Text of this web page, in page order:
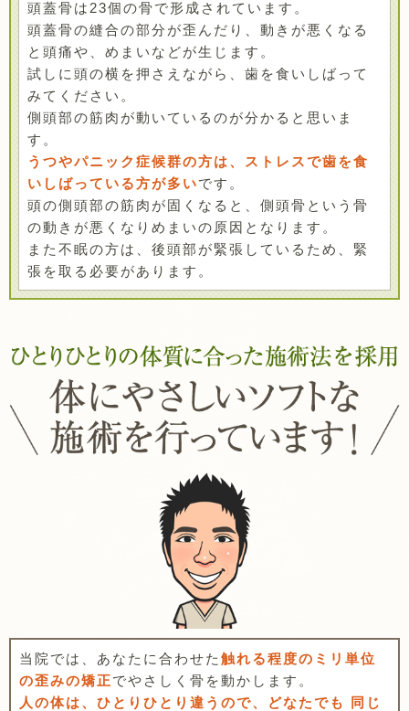
頭蓋骨は23個の骨で形成されています。
頭蓋骨の縫合の部分が歪んだり、動きが悪くなる
と頭痛や、めまいなどが生じます。
試しに頭の横を押さえながら、歯を食いしばって
みてください。
側頭部の筋肉が動いているのが分かると思いま
す。
うつやパニック症候群の方は、ストレスで歯を食
いしばっている方が多いです。
頭の側頭部の筋肉が固くなると、側頭骨という骨
の動きが悪くなりめまいの原因となります。
また不眠の方は、後頭部が緊張しているため、緊
張を取る必要があります。
当院では、あなたに合わせた 触れる程度のミリ単位
の歪みの矯正でやさしく骨を動かします。
人の体は、ひとりひとり違うので、どなたでも 同じ